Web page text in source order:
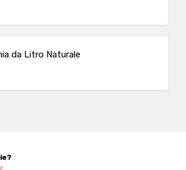
da Litro Naturale